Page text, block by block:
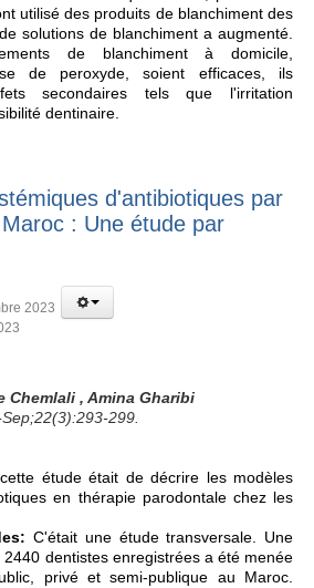
utilisé des produits de blanchiment des
solutions de blanchiment a augmenté.
de blanchiment à domicile,
de peroxyde, soient efficaces, ils
secondaires tels que l'irritation
dentinaire.
d'antibiotiques par
: Une étude par
2023
Chemlali , Amina Gharibi
299.
étude était de décrire les modèles
en thérapie parodontale chez les
C'était une étude transversale. Une
dentistes enregistrées a été menée
privé et semi-publique au Maroc.